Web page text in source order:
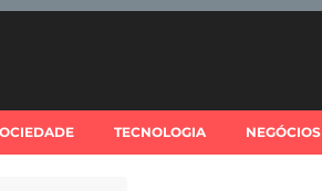
TECNOLOGIA NEGÓCIOS